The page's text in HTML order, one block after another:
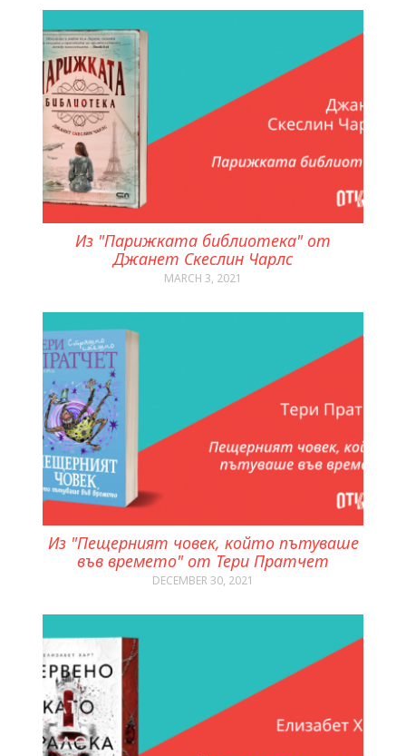
Из "Парижката библиотека" от
Джанет Скеслин Чарлс
MARCH 3, 2021
Из "Пещерният човек, който пътуваше
във времето" от Тери Пратчет
DECEMBER 30, 2021